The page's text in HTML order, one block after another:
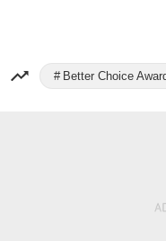
Better Choice